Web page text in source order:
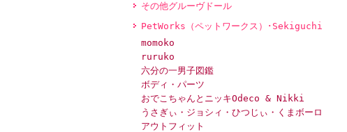
その他グルーヴドール
PetWorks（ペットワークス）･Sekiguchi
momoko
ruruko
六分の一男子図鑑
ボディ・パーツ
おでこちゃんとニッキOdeco & Nikki
うさぎぃ・ジョシィ・ひつじぃ・くまボーロ
アウトフィット